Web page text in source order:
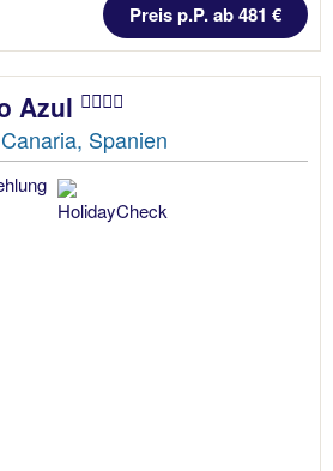
Preis p.P. ab 481 €
Azul
Spanien